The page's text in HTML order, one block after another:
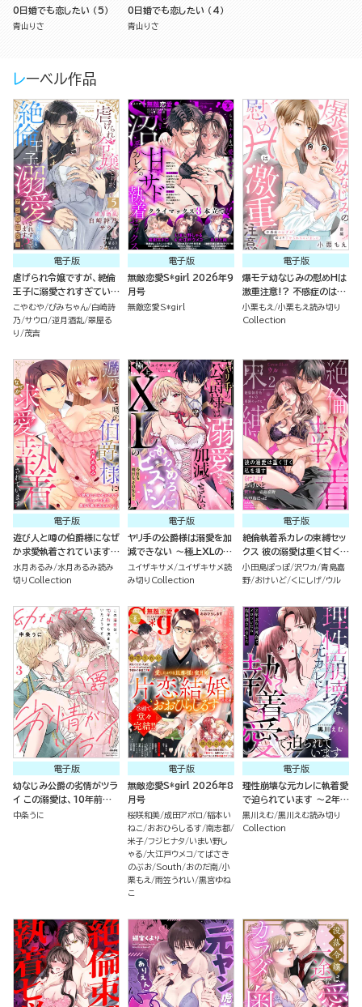
0日婚でも恋したい （5）
青山りさ
0日婚でも恋したい （4）
青山りさ
レーベル作品
電子版
虐げられ令嬢ですが、絶倫
王子に溺愛されすぎていま
す!?（※昼も夜も）アンソ
ロジー （5）
こやむや ぴみちゃん 白崎詩
乃 サウロ 逆月酒乱 翠屋る
り
茂吉
電子版
無敵恋愛S*girl 2026年9
月号
無敵恋愛S*girl
電子版
爆モテ幼なじみの慰めHは
激重注意!? 不感症のはず
が即イキさせられちゃいま
した（単話版）
小栗もえ
小栗もえ読み切り
Collection
電子版
遊び人と噂の伯爵様になぜ
か求愛執着されています
～絶倫わからセックスでど
ちゅパコ愛を奥まで教え込
水月あるみ 水月あるみ読み
切りCollection
電子版
ヤリ手の公爵様は溺愛を加
減できない ～極上XLのめ
ろめろピストン 今日も明日
も、その先も…～（単話版）
ユイザキサメ
ユイザキサメ読
み切りCollection
電子版
絶倫執着系カレの束縛セッ
クス 彼の溺愛は重く甘く私
を壊す （2）
小田島ぽっぽ 沢ワカ 青島嘉
野 おけいど くにしげ ウル
電子版
幼なじみ公爵の劣情がツラ
イ この溺愛は、10年前から
決まっていたようです （3）
中条うに
電子版
無敵恋愛S*girl 2026年8
月号
桜咲和美 成田アポロ 稲本い
ねこ
おおひらしるす 南志都
米子 フジヒナタ
いまい野し
ゃる 大江戸ウメコ てばさき
のぶお South おのだ南 小
栗もえ
雨笠うれい 黒宮ゆね
こ
電子版
理性崩壊な元カレに執着愛
で迫られています ～2年ぶ
りの再会でメロついたら抱
き潰されました～（単話版）
黒川えむ 黒川えむ読み切り
Collection